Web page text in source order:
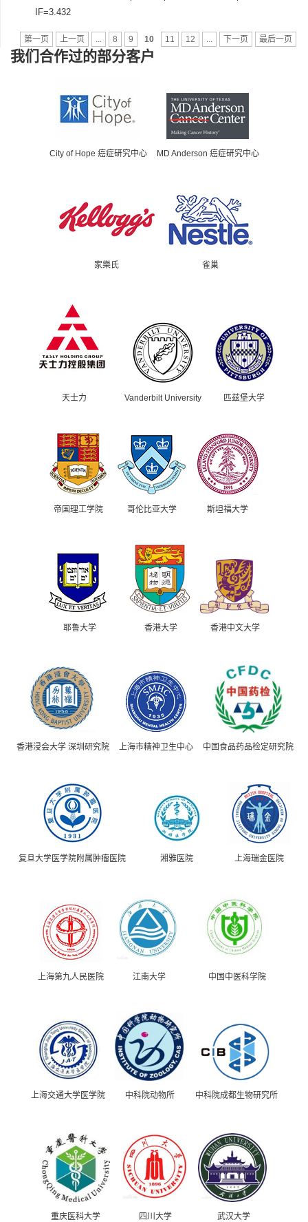
IF=3.432
第一页 上一页 8 9 10 11 12 下一页 最后一页
我们合作过的部分客户
City of Hope 癌症研究中心 MD Anderson 癌症研究中心
家樂氏 雀巢
天士力 Vanderbilt University 匹兹堡大学
帝国理工学院 哥伦比亚大学 斯坦福大学
耶鲁大学 香港大学 香港中文大学
香港浸会大学 深圳研究院 上海市精神卫生中心 中国食品药品检定研究院
复旦大学医学院附属肿瘤医院 湘雅医院 上海瑞金医院
上海第九人民医院 江南大学 中国中医科学院
上海交通大学医学院 中科院动物所 中科院成都生物研究所
重庆医科大学 四川大学 武汉大学